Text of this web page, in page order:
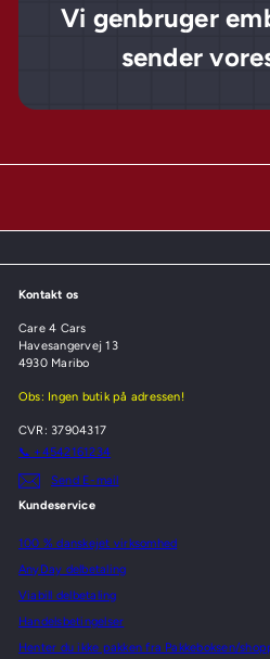
Vi genbruger
sender
Kontakt os
Care 4 Cars
Havesangervej 13
4930 Maribo
Obs: Ingen butik på adressen!
CVR: 37904317
📞 +4542161234
Send E-mail
Kundeservice
100 % danskejet virksomhed
AnyDay delbetaling
Viabill delbetaling
Handelsbetingelser
Henter du ikke pakken fra Pakkeboksen/